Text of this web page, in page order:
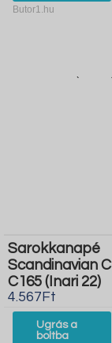
Butor1.hu
Sarokkanapé
Scandinavian
C165 (Inari 22)
4.567Ft
Ugrás a
boltba